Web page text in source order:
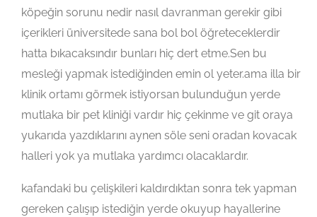
köpeğin sorunu nedir nasıl davranman gerekir gibi
içerikleri üniversitede sana bol bol öğreteceklerdir
hatta bıkacaksındır bunları hiç dert etme.Sen bu
mesleği yapmak istediğinden emin ol yeter.ama illa bir
klinik ortamı görmek istiyorsan bulunduğun yerde
mutlaka bir pet kliniği vardır hiç çekinme ve git oraya
yukarıda yazdıklarını aynen söle seni oradan kovacak
halleri yok ya mutlaka yardımcı olacaklardır.
kafandaki bu çelişkileri kaldırdıktan sonra tek yapman
gereken çalışıp istediğin yerde okuyup hayallerine